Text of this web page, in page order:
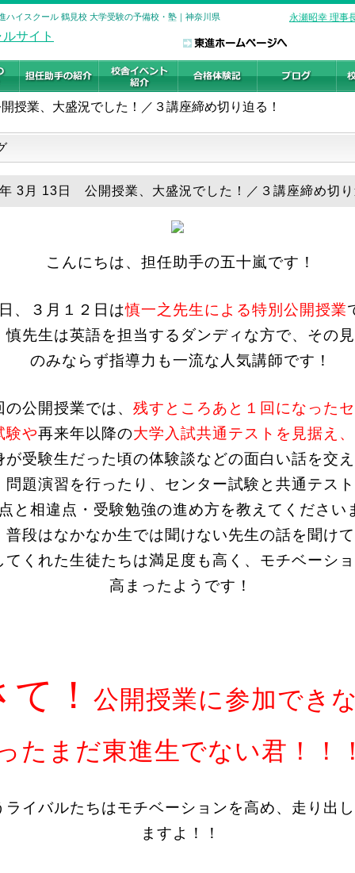
イスクール 鶴見校 大学受験の予備校・塾｜神奈川県 永瀬昭幸 理事
授業、大盛況でした！／３講座締め切り迫る！
3月 13日 公開授業、大盛況でした！／３講座締め切り
こんにちは、担任助手の五十嵐です！
、３月１２日は慎一之先生による特別公開授業
慎先生は英語を担当するダンディな方で、その見
のみならず指導力も一流な人気講師です！
の公開授業では、 残すところあと１回になった
験や再来年以降の大学入試共通テストを見据え、
が受験生だった頃の体験談などの面白い話を交
問題演習を行ったり、センター試験と共通テス
と相違点・受験勉強の進め方を教えてください
普段はなかなか生では聞けない先生の話を聞け
てくれた生徒たちは満足度も高く、モチベーシ
高まったようです！
て！
公開授業に参加でき
たまだ東進生でない君！！！
ライバルたちはモチベーションを高め、走り出
ますよ！！